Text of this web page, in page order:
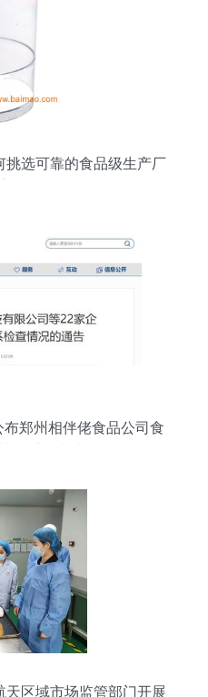
挑选可靠的食品级生产厂
郑州相伴佬食品公司食
区域市场监管部门开展